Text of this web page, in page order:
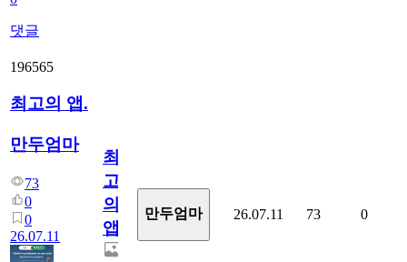
댓글
196565
최고의 앱.
만두엄마
73
0
0
26.07.11
최
고
의
앱.
만두엄마 26.07.11 73 0